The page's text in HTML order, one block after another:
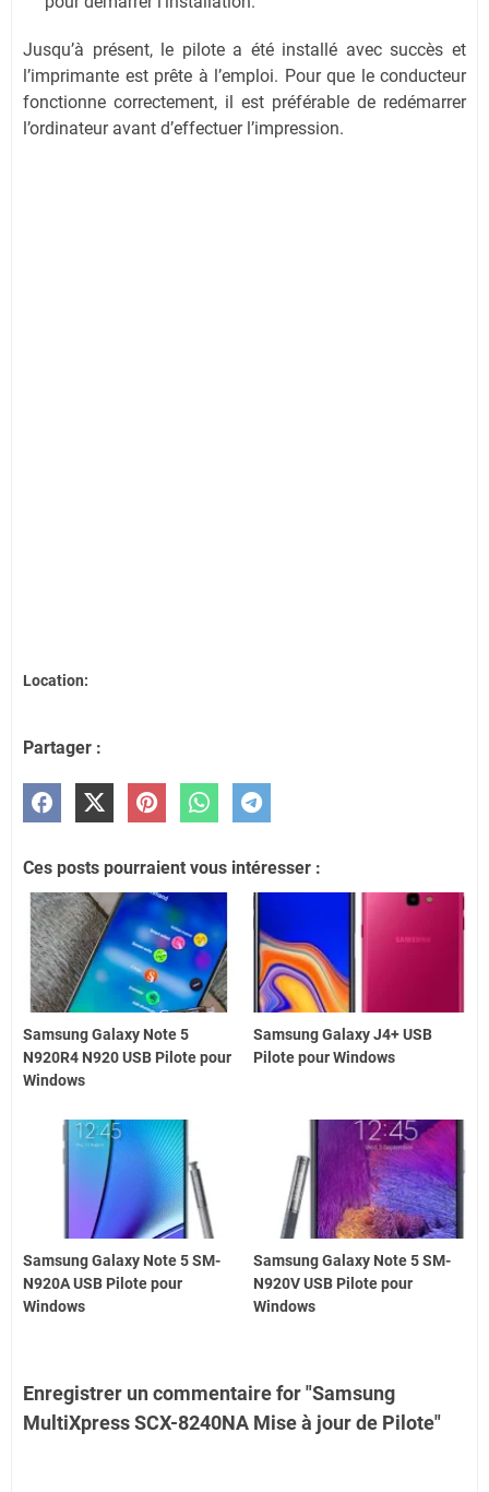
Jusqu’à présent, le pilote a été installé avec succès et
l’imprimante est prête à l’emploi. Pour que le conducteur
fonctionne correctement, il est préférable de redémarrer
l’ordinateur avant d’effectuer l’impression.
Location:
Partager :
Ces posts pourraient vous intéresser :
Samsung Galaxy Note 5
N920R4 N920 USB Pilote pour
Windows
Samsung Galaxy J4+ USB
Pilote pour Windows
Samsung Galaxy Note 5 SM-
N920A USB Pilote pour
Windows
Samsung Galaxy Note 5 SM-
N920V USB Pilote pour
Windows
Enregistrer un commentaire for "Samsung
MultiXpress SCX-8240NA Mise à jour de Pilote"